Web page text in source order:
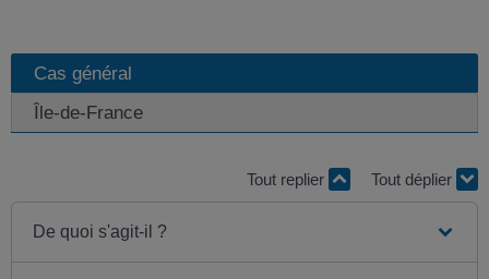
Cas général
Île-de-France
Tout replier Tout déplier
De quoi s'agit-il ?